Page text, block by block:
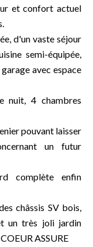
et confort actuel
d'un vaste séjour
semi-équipée,
avec espace
nuit, 4 chambres
pouvant laisser
un futur
complète enfin
châssis SV bois,
un très joli jardin
ASSURE